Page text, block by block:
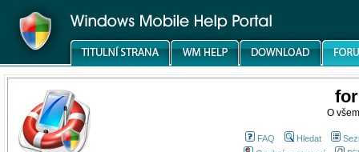
O
FAQ Hledat